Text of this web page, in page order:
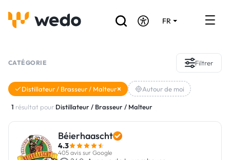
FR
Réalisations
Offres d'emploi
CATÉGORIE Filtrer
Distillateur / Brasseur / Malteur Autour de moi
1 résultat pour Distillateur / Brasseur / Malteur
Béierhaascht
4.3
405 avis sur Google